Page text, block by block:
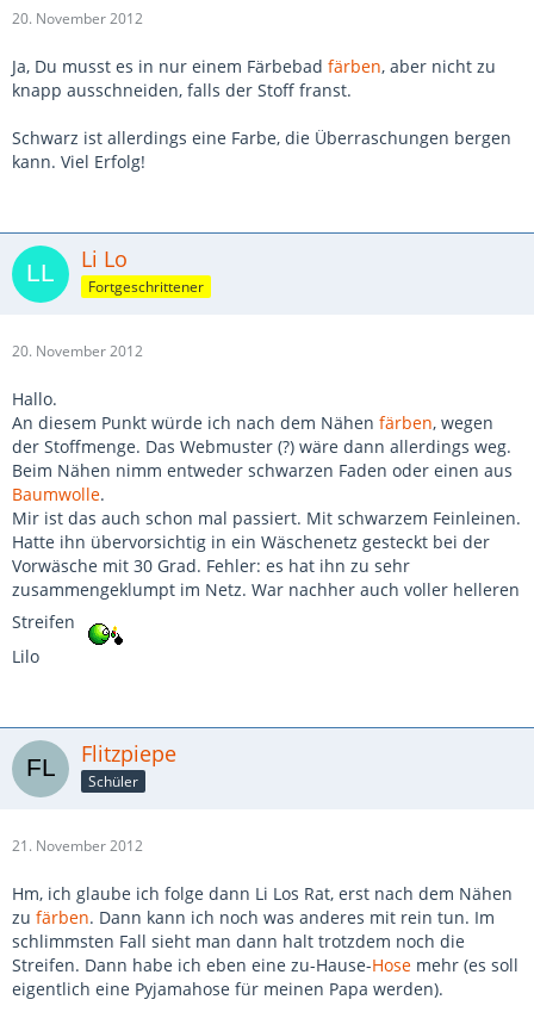
20. November 2012
Ja, Du musst es in nur einem Färbebad färben, aber nicht zu
knapp ausschneiden, falls der Stoff franst.
Schwarz ist allerdings eine Farbe, die Überraschungen bergen
kann. Viel Erfolg!
Li Lo
Fortgeschrittener
20. November 2012
Hallo.
An diesem Punkt würde ich nach dem Nähen färben, wegen
der Stoffmenge. Das Webmuster (?) wäre dann allerdings weg.
Beim Nähen nimm entweder schwarzen Faden oder einen aus
Baumwolle.
Mir ist das auch schon mal passiert. Mit schwarzem Feinleinen.
Hatte ihn übervorsichtig in ein Wäschenetz gesteckt bei der
Vorwäsche mit 30 Grad. Fehler: es hat ihn zu sehr
zusammengeklumpt im Netz. War nachher auch voller helleren
Streifen
Lilo
Flitzpiepe
Schüler
21. November 2012
Hm, ich glaube ich folge dann Li Los Rat, erst nach dem Nähen
zu färben. Dann kann ich noch was anderes mit rein tun. Im
schlimmsten Fall sieht man dann halt trotzdem noch die
Streifen. Dann habe ich eben eine zu-Hause-Hose mehr (es soll
eigentlich eine Pyjamahose für meinen Papa werden).